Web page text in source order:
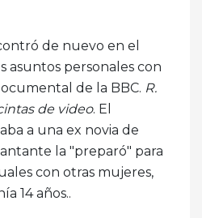
de nuevo en el
asuntos personales con
de la BBC. R.
de video. El
a una ex novia de
la "preparó" para
con otras mujeres,
14 años..